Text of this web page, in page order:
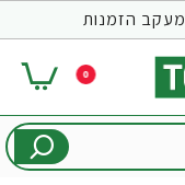
מעקב הזמנות
0